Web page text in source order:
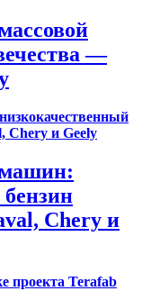
—
машин:
Chery и